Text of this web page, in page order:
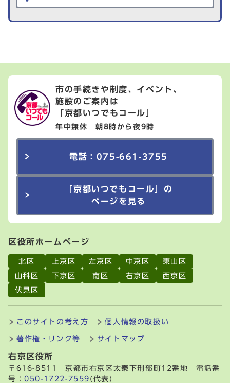
市の手続きや制度、イベント、
施設のご案内は
「京都いつでもコール」
年中無休 朝8時から夜9時
電話：075-661-3755
「京都いつでもコール」の
ページを見る
区役所ホームページ
北区 上京区 左京区 中京区
東山区
山科区
下京区 南区 右京区
西京区
伏見区
このサイトの考え方 個人情報の取扱い
著作権・リンク等 サイトマップ
右京区役所
〒616-8511 京都市右京区太秦下刑部町12番地 電話番
号：050-1722-7559 (代表)